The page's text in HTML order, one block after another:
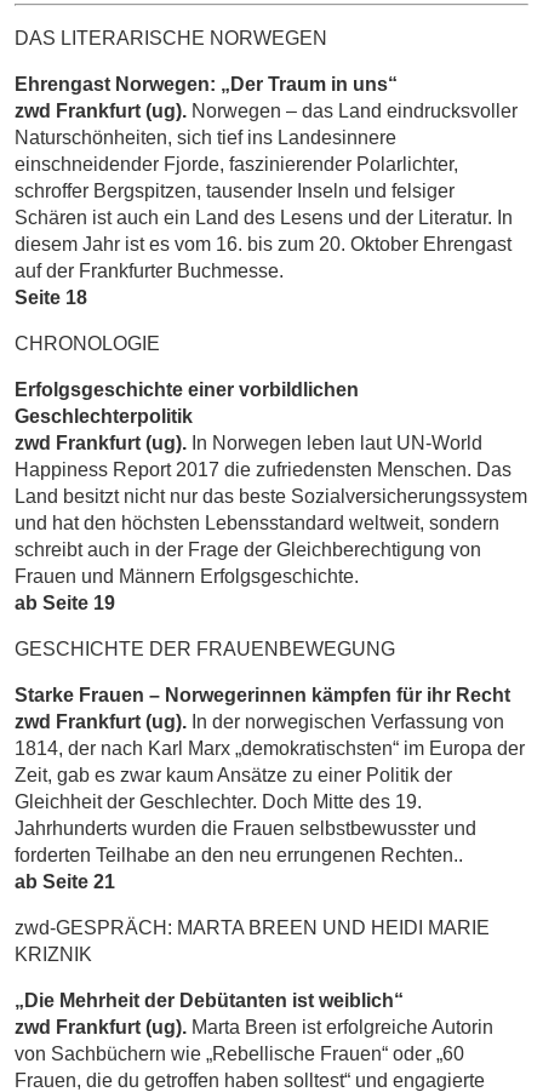
DAS LITERARISCHE NORWEGEN
Ehrengast Norwegen: „Der Traum in uns“
zwd Frankfurt (ug). Norwegen – das Land eindrucksvoller
Naturschönheiten, sich tief ins Landesinnere
einschneidender Fjorde, faszinierender Polarlichter,
schroffer Bergspitzen, tausender Inseln und felsiger
Schären ist auch ein Land des Lesens und der Literatur. In
diesem Jahr ist es vom 16. bis zum 20. Oktober Ehrengast
auf der Frankfurter Buchmesse.
Seite 18
CHRONOLOGIE
Erfolgsgeschichte einer vorbildlichen
Geschlechterpolitik
zwd Frankfurt (ug). In Norwegen leben laut UN-World
Happiness Report 2017 die zufriedensten Menschen. Das
Land besitzt nicht nur das beste Sozialversicherungssystem
und hat den höchsten Lebensstandard weltweit, sondern
schreibt auch in der Frage der Gleichberechtigung von
Frauen und Männern Erfolgsgeschichte.
ab Seite 19
GESCHICHTE DER FRAUENBEWEGUNG
Starke Frauen – Norwegerinnen kämpfen für ihr Recht
zwd Frankfurt (ug). In der norwegischen Verfassung von
1814, der nach Karl Marx „demokratischsten“ im Europa der
Zeit, gab es zwar kaum Ansätze zu einer Politik der
Gleichheit der Geschlechter. Doch Mitte des 19.
Jahrhunderts wurden die Frauen selbstbewusster und
forderten Teilhabe an den neu errungenen Rechten..
ab Seite 21
zwd-GESPRÄCH: MARTA BREEN UND HEIDI MARIE
KRIZNIK
„Die Mehrheit der Debütanten ist weiblich“
zwd Frankfurt (ug). Marta Breen ist erfolgreiche Autorin
von Sachbüchern wie „Rebellische Frauen“ oder „60
Frauen, die du getroffen haben solltest“ und engagierte